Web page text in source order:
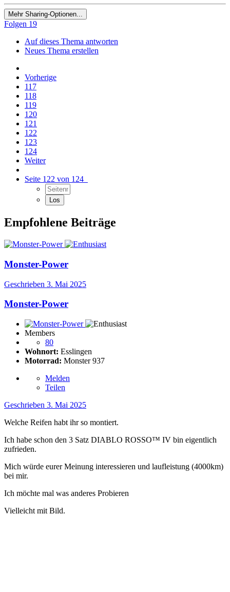
Mehr Sharing-Optionen...
Folgen 19
Auf dieses Thema antworten
Neues Thema erstellen
Vorherige
117
118
119
120
121
122
123
124
Weiter
Seite 122 von 124
Empfohlene Beiträge
Monster-Power
Geschrieben 3. Mai 2025
Monster-Power
Members
80
Wohnort: Esslingen
Motorrad: Monster 937
Melden
Teilen
Geschrieben 3. Mai 2025
Welche Reifen habt ihr so montiert.
Ich habe schon den 3 Satz DIABLO ROSSO™ IV bin eigentlich
zufrieden.
Mich würde eurer Meinung interessieren und laufleistung (4000km)
bei mir.
Ich möchte mal was anderes Probieren
Vielleicht mit Bild.